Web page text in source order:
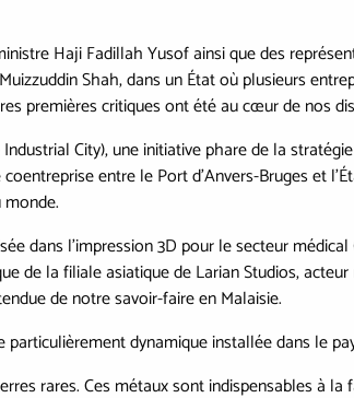
Haji Fadillah Yusof ainsi que des
Shah, dans un État où plusieurs
premières critiques ont été au cœur de nos
City), une initiative phare de la
entre le Port d’Anvers-Bruges et
dans l’impression 3D pour le secteur
de la filiale asiatique de Larian Studios,
de notre savoir-faire en Malaisie.
dynamique installée dans le
rares. Ces métaux sont indispensables à